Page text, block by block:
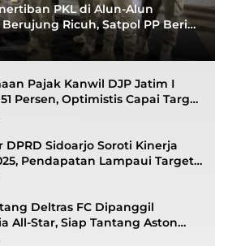
PKL di Alun-Alun
Ricuh, Satpol PP Beri
Pajak Kanwil DJP Jatim I
Persen, Optimistis Capai Target
DPRD Sidoarjo Soroti Kinerja
Pendapatan Lampaui Target
Berbalik Jadi Surplus
Deltras FC Dipanggil
All-Star, Siap Tantang Aston